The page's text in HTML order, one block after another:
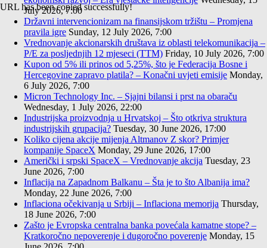
URL has been copied successfully!
July 2026, 7:00
Državni intervencionizam na finansijskom tržištu – Promjena
pravila igre Sunday, 12 July 2026, 7:00
Vrednovanje akcionarskih društava iz oblasti telekomunikacija –
P/E za posljednjih 12 mjeseci (TTM) Friday, 10 July 2026, 7:00
Kupon od 5% ili prinos od 5,25%, što je Federacija Bosne i
Hercegovine zapravo platila? – Konačni uvjeti emisije Monday,
6 July 2026, 7:00
Micron Technology Inc. – Sjajni bilansi i prst na obaraču
Wednesday, 1 July 2026, 22:00
Industrijska proizvodnja u Hrvatskoj – Što otkriva struktura
industrijskih grupacija? Tuesday, 30 June 2026, 17:00
Koliko cijena akcije mijenja Altmanov Z skor? Primjer
kompanije SpaceX Monday, 29 June 2026, 17:00
Američki i srpski SpaceX – Vrednovanje akcija Tuesday, 23
June 2026, 7:00
Inflacija na Zapadnom Balkanu – Šta je to što Albanija ima?
Monday, 22 June 2026, 7:00
Inflaciona očekivanja u Srbiji – Inflaciona memorija Thursday,
18 June 2026, 7:00
Zašto je Evropska centralna banka povećala kamatne stope? –
Kratkoročno nepoverenje i dugoročno poverenje Monday, 15